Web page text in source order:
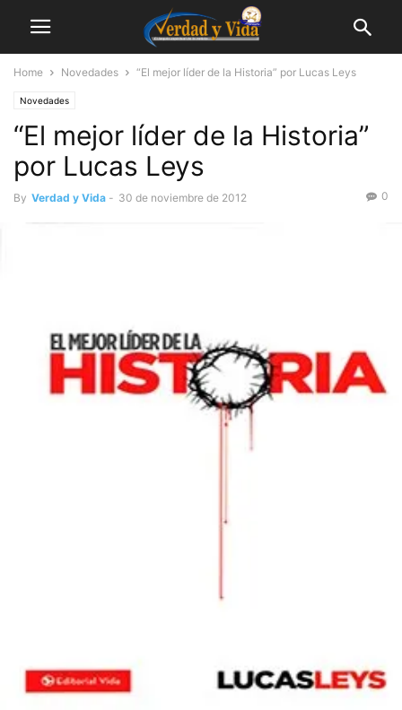
Home Novedades “El mejor líder de la Historia” por Lucas Leys
Novedades
“El mejor líder de la Historia”
por Lucas Leys
By Verdad y Vida - 30 de noviembre de 2012 0